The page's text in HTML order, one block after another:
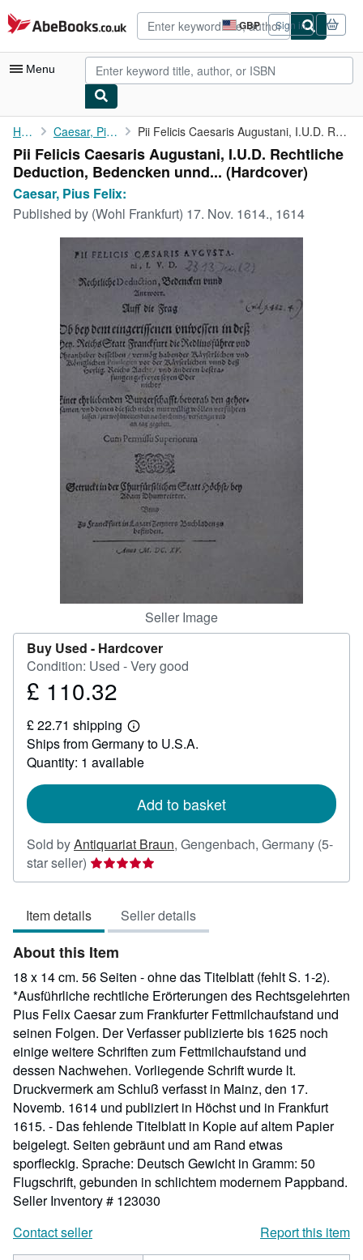
Skip to main content
AbeBooks.co.uk GBP
Site
shopping
preferences
Sign in
Menu
My Account
My Purchases
Advanced Search
Browse Collections
Start Selling
CLOSE
Home Caesar, Pius Felix: Pii Felicis Caesaris Augustani, I.U.D. Rechtliche Deduction, ...
Pii Felicis Caesaris Augustani, I.U.D. Rechtliche
Deduction, Bedencken unnd... (Hardcover)
Caesar, Pius Felix:
Published by (Wohl Frankfurt) 17. Nov. 1614., 1614
Seller Image
Buy Used - Hardcover
Condition: Used - Very good
Price
110.32
£ 110.32
£ 22.71 shipping
Learn
more
about
shipping
Ships from Germany to U.S.A.
Quantity: 1 available
Add to basket
Sold byAntiquariat Braun, Gengenbach, Germany (5-
star seller) Seller
rating
out
of
5
stars
Item details Seller details
About this Item
18 x 14 cm. 56 Seiten - ohne das Titelblatt (fehlt S. 1-2).
*Ausführliche rechtliche Erörterungen des Rechtsgelehrten
Pius Felix Caesar zum Frankfurter Fettmilchaufstand und
seinen Folgen. Der Verfasser publizierte bis 1625 noch
einige weitere Schriften zum Fettmilchaufstand und
dessen Nachwehen. Vorliegende Schrift wurde lt.
Druckvermerk am Schluß verfasst in Mainz, den 17.
Novemb. 1614 und publiziert in Höchst und in Frankfurt
1615. - Das fehlende Titelblatt in Kopie auf altem Papier
beigelegt. Seiten gebräunt und am Rand etwas
sporfleckig. Sprache: Deutsch Gewicht in Gramm: 50
Flugschrift, gebunden in schlichtem modernem Pappband.
Seller Inventory # 123030
Contact seller
Report this item